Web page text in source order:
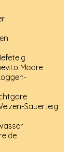
Madre
Sauerteig